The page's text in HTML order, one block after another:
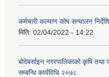
कर्मचारी कल्याण कोष सन्चालन
मिति: 02/04/2022 - 14:22
बाेदेबर्साइन नगरपालिकाकाे कृषि
सम्बन्धि कार्यविधि २०७८